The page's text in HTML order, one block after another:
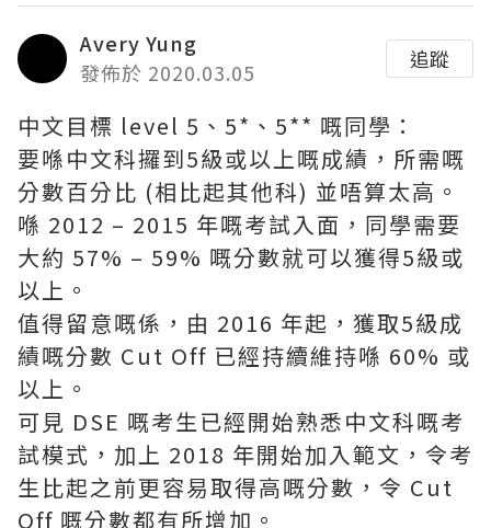
Avery Yung
發佈於 2020.03.05
追蹤
中文目標 level 5、5*、5** 嘅同學：
要喺中文科攞到5級或以上嘅成績，所需嘅
分數百分比 (相比起其他科) 並唔算太高。
喺 2012 – 2015 年嘅考試入面，同學需要
大約 57% – 59% 嘅分數就可以獲得5級或
以上。
值得留意嘅係，由 2016 年起，獲取5級成
績嘅分數 Cut Off 已經持續維持喺 60% 或
以上。
可見 DSE 嘅考生已經開始熟悉中文科嘅考
試模式，加上 2018 年開始加入範文，令考
生比起之前更容易取得高嘅分數，令 Cut
Off 嘅分數都有所增加。